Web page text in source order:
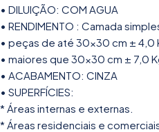
• DILUIÇÃO: COM AGUA
• RENDIMENTO : Camada
• peças de até 30x30 cm ± 4,0
• maiores que 30x30 cm ± 7,0
• ACABAMENTO: CINZA
• SUPERFÍCIES:
* Áreas internas e externas.
* Áreas residenciais e